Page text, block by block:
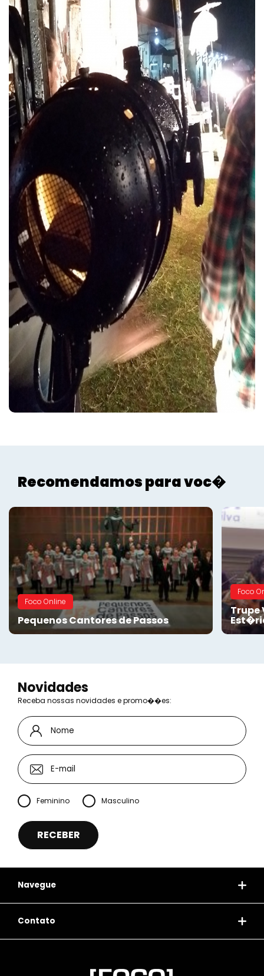
Recomendamos para voc�
Foco Online
Pequenos Cantores de Passos
Foco
Trupe
Novidades
Receba nossas novidades e promo��es:
Feminino Masculino
Navegue
Contato